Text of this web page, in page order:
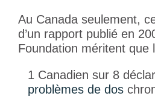
Au Canada seulement,
d’un rapport publié en
Foundation méritent que
1 Canadien sur 8
problèmes de dos